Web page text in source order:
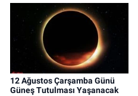
12 Ağustos Çarşamba Günü
Güneş Tutulması Yaşanacak